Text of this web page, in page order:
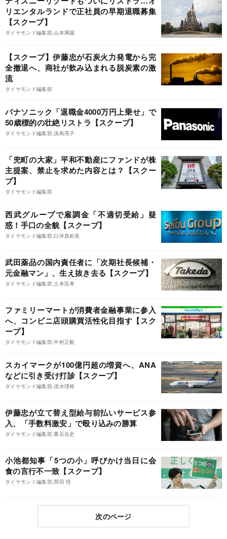
リエンタルランドで正社員の早期退職募集
【スクープ】
ダイヤモンド編集部,山本興陽
【スクープ】伊藤忠が石炭火力発電から完
全撤退へ、商社が飲み込まれる脱炭素の激
流
ダイヤモンド編集部
パナソニック「退職金4000万円上乗せ」で
50歳標的の壮絶リストラ【スクープ】
ダイヤモンド編集部,浅島亮子
「兜町の大家」平和不動産にファンドが株
主提案、禁止を求めた内容とは？【スクー
プ】
ダイヤモンド編集部
西武グループで雇調金「不適切受給」疑
惑！手口の全貌【スクープ】
ダイヤモンド編集部,臼井真粧美
武田薬品の国内責任者に「次期社長候補・
元金融マン」、生え抜き去る【スクープ】
ダイヤモンド編集部,土本匡孝
ファミリーマートが消費者金融事業に参入
へ、コンビニ店頭購買活性化目指す【スク
ープ】
ダイヤモンド編集部,中村正毅
スカイマークが100億円超の増資へ、ANA
などに引き受け打診【スクープ】
ダイヤモンド編集部,清水理裕
伊藤忠が立て替え型給与前払いサービス参
入、「手数料激安」で殴り込みの勝算
ダイヤモンド編集部,重石岳史
小池都知事「5つの小」呼びかけ当日に会
食の言行不一致【スクープ】
ダイヤモンド編集部,岡田 悟
次のページ